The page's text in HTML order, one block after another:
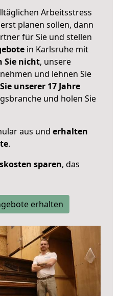
Arbeitsstress
planen sollen, dann
für Sie und stellen
in Karlsruhe mit
Sie nicht, unsere
und lehnen Sie
unserer 17 Jahre
und holen Sie
aus und erhalten
.
sparen, das
erhalten